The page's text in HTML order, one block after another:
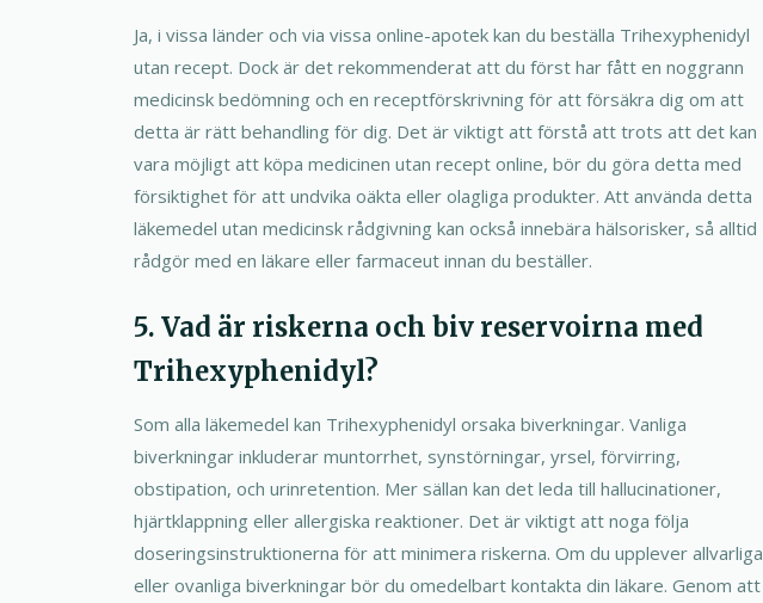
Ja, i vissa länder och via vissa online-apotek kan du beställa Trihexyphenidyl
utan recept. Dock är det rekommenderat att du först har fått en noggrann
medicinsk bedömning och en receptförskrivning för att försäkra dig om att
detta är rätt behandling för dig. Det är viktigt att förstå att trots att det kan
vara möjligt att köpa medicinen utan recept online, bör du göra detta med
försiktighet för att undvika oäkta eller olagliga produkter. Att använda detta
läkemedel utan medicinsk rådgivning kan också innebära hälsorisker, så alltid
rådgör med en läkare eller farmaceut innan du beställer.
5. Vad är riskerna och biv reservoirna med
Trihexyphenidyl?
Som alla läkemedel kan Trihexyphenidyl orsaka biverkningar. Vanliga
biverkningar inkluderar muntorrhet, synstörningar, yrsel, förvirring,
obstipation, och urinretention. Mer sällan kan det leda till hallucinationer,
hjärtklappning eller allergiska reaktioner. Det är viktigt att noga följa
doseringsinstruktionerna för att minimera riskerna. Om du upplever allvarliga
eller ovanliga biverkningar bör du omedelbart kontakta din läkare. Genom att